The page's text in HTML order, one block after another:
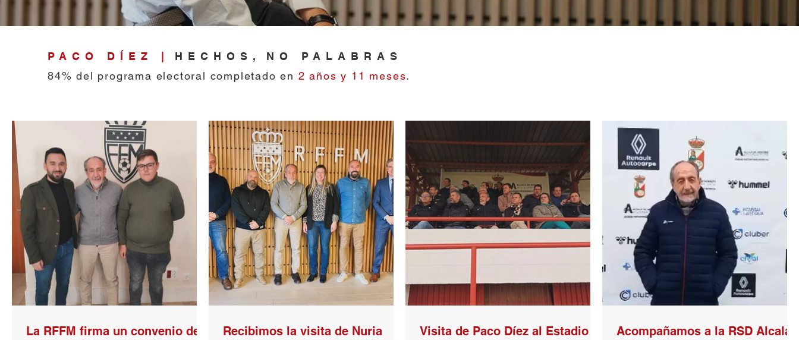
PACO DÍEZ | HECHOS,
NO PALABRAS
84% del programa electoral completado en 2 años y 11 meses.
La RFFM firma un convenio de
Recibimos la visita de Nuria
Visita de Paco Díez al Estadio El
Acompañamos a la RSD Alcalá